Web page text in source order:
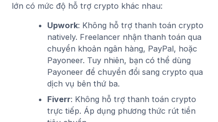
lớn có mức độ hỗ trợ crypto khác nhau:
Upwork: Không hỗ trợ thanh toán crypto
natively. Freelancer nhận thanh toán qua
chuyển khoản ngân hàng, PayPal, hoặc
Payoneer. Tuy nhiên, bạn có thể dùng
Payoneer để chuyển đổi sang crypto qua
dịch vụ bên thứ ba.
Fiverr: Không hỗ trợ thanh toán crypto
trực tiếp. Áp dụng phương thức rút tiền